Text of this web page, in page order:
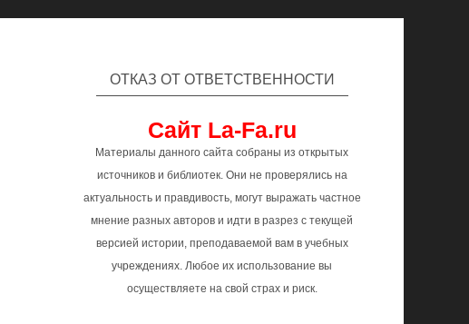
ОТКАЗ ОТ ОТВЕТСТВЕННОСТИ
Сайт La-Fa.ru
Материалы данного сайта собраны из открытых
источников и библиотек. Они не проверялись на
актуальность и правдивость, могут выражать частное
мнение разных авторов и идти в разрез с текущей
версией истории, преподаваемой вам в учебных
учреждениях. Любое их использование вы
осуществляете на свой страх и риск.